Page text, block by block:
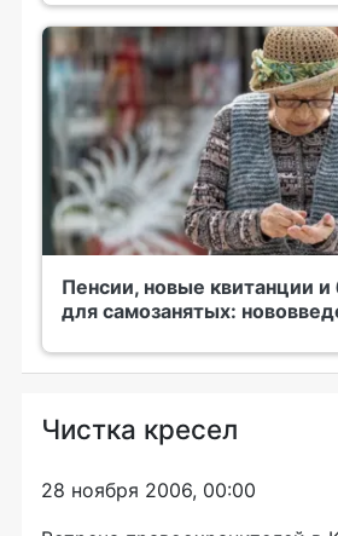
Пенсии, новые квитанции и
для самозанятых:
Чистка кресел
28 ноября 2006, 00:00